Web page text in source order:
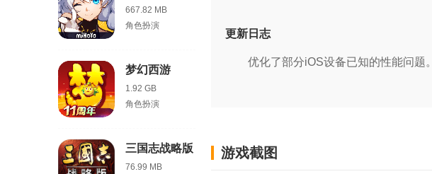
667.82 MB
角色扮演
梦幻西游
1.92 GB
角色扮演
三国志战略版
76.99 MB
更新日志
优化了部分iOS设备已知的性能问题。
游戏截图